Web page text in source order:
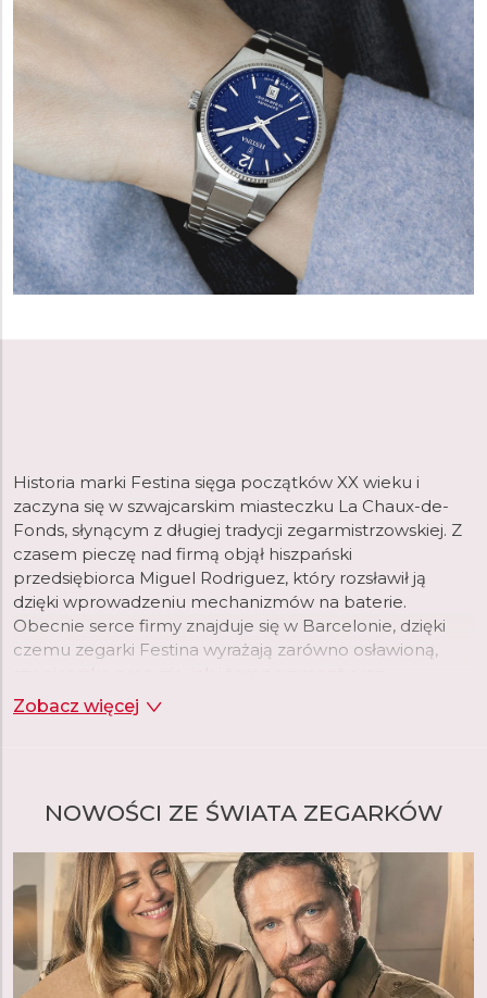
Historia marki Festina sięga początków XX wieku i
zaczyna się w szwajcarskim miasteczku La Chaux-de-
Fonds, słynącym z długiej tradycji zegarmistrzowskiej. Z
czasem pieczę nad firmą objął hiszpański
przedsiębiorca Miguel Rodriguez, który rozsławił ją
dzięki wprowadzeniu mechanizmów na baterie.
Obecnie serce firmy znajduje się w Barcelonie, dzięki
czemu zegarki Festina wyrażają zarówno osławioną,
nowoczesny styl Południa.
Zobacz więcej
NOWOŚCI ZE ŚWIATA ZEGARKÓW